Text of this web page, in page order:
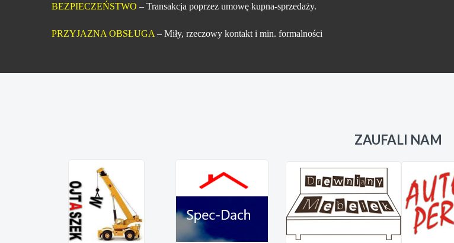
BEZPIECZEŃSTWO – Transakcja poprzez umowę kupna-sprzedaży.
PRZYJAZNA OBSŁUGA – Miły, rzeczowy kontakt i min. formalności
ZAUFALI NAM